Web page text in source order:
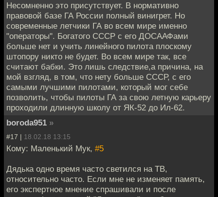
Несомненно это присутствует. В нормативно
правовой базе ГА России полный винигрет. Но
современные летчики ГА во всем мире именно
"операторы". Богатого СССР с его ДОСААФами
больше нет и учить линейного пилота плоскому
штопору никто не будет. Во всем мире так, все
считают бабки. Это лишь следствие,а причина, на
мой взгляд, в том, что нету больше СССР, с его
самыми лучшими пилотами, который мог себе
позволить, чтобы пилоты ГА за свою летную карьеру
проходили длинную школу от ЯК-52 до Ил-62.
boroda951 »
#17 | 18.02.18 13:15
Кому: Маленький Мук, #5
Дядька одно время часто светился на ТВ,
относительно часто. Если мне не изменяет память,
его экспертное мнение спрашивали и после